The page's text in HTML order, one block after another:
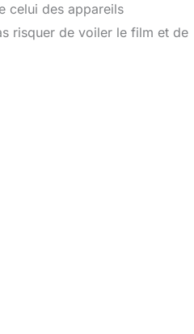
celui des appareils
risquer de voiler le film et de